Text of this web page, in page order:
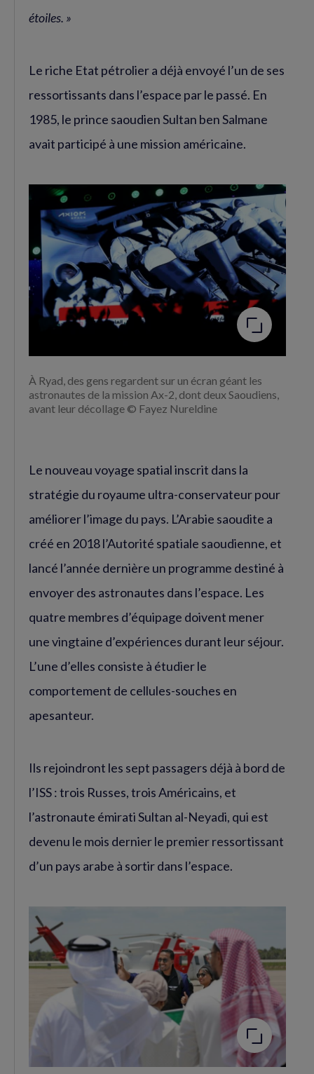
étoiles. »
Le riche Etat pétrolier a déjà envoyé l’un de ses
ressortissants dans l’espace par le passé. En
1985, le prince saoudien Sultan ben Salmane
avait participé à une mission américaine.
Agrandir
l'image
À Ryad, des gens regardent sur un écran géant les
astronautes de la mission Ax-2, dont deux Saoudiens,
avant leur décollage © Fayez Nureldine
Le nouveau voyage spatial inscrit dans la
stratégie du royaume ultra-conservateur pour
améliorer l’image du pays. L’Arabie saoudite a
créé en 2018 l’Autorité spatiale saoudienne, et
lancé l’année dernière un programme destiné à
envoyer des astronautes dans l’espace. Les
quatre membres d’équipage doivent mener
une vingtaine d’expériences durant leur séjour.
L’une d’elles consiste à étudier le
comportement de cellules-souches en
apesanteur.
Ils rejoindront les sept passagers déjà à bord de
l’ISS : trois Russes, trois Américains, et
l’astronaute émirati Sultan al-Neyadi, qui est
devenu le mois dernier le premier ressortissant
d’un pays arabe à sortir dans l’espace.
Agrandir
l'image